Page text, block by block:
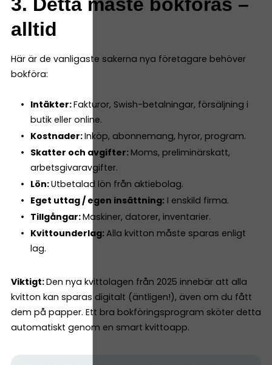
3. Detta måste bokföras –
alltid
Här är de vanligaste sakerna nya företagare behöver
bokföra:
Intäkter:Fakturor, Swish-betalningar, försäljning i
butik eller online.
Kostnader:Inköp, abonnemang, hyror, program.
Skatter och avgifter: Moms, preliminärskatt,
arbetsgivaravgifter.
Lön:Utbetalad lön från aktiebolag.
Eget uttag / egen insättning:I enskild firma.
Tillgångar:Maskiner, datorer, inventarier.
Kvittounderlag:Alla kvitton måste sparas enligt
lag.
Viktigt:Den nya kvittolagen från 2025 innebär att alla
kvitton kan sparas digitalt (äntligen!), även om du fått
dem på papper. Ett bra bokföringsprogram sköter detta
automatiskt genom en smart kvittoapp.